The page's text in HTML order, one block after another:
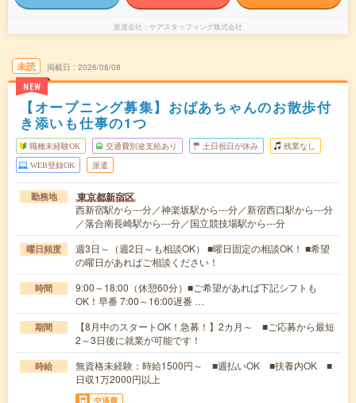
派遣会社 ケアスタッフィング株式会社
未読
NEW
掲載日 2026/08/08
【オープニング募集】おばあちゃんのお散歩付
き添いも仕事の1つ
職種未経験OK 交通費別途支給あり 土日祝日が休み 残業なし
WEB登録OK 派遣
勤務地 東京都新宿区
西新宿駅から---分／神楽坂駅から---分／新宿西口駅から---分
／落合南長崎駅から---分／国立競技場駅から---分
曜日頻度
週3日～（週2日～も相談OK） ■曜日固定の相談OK！ ■希望
の曜日があればご相談ください！
時間
9:00～18:00（休憩60分）■ご希望があれば下記シフトも
OK！早番 7:00～16:00遅番 …
期間
【8月中のスタートOK！急募！】2カ月～ ■ご応募から最短
2～3日後に就業が可能です！
時給
無資格未経験：時給1500円～ ■週払いOK ■扶養内OK ■
日収1万2000円以上
交通費